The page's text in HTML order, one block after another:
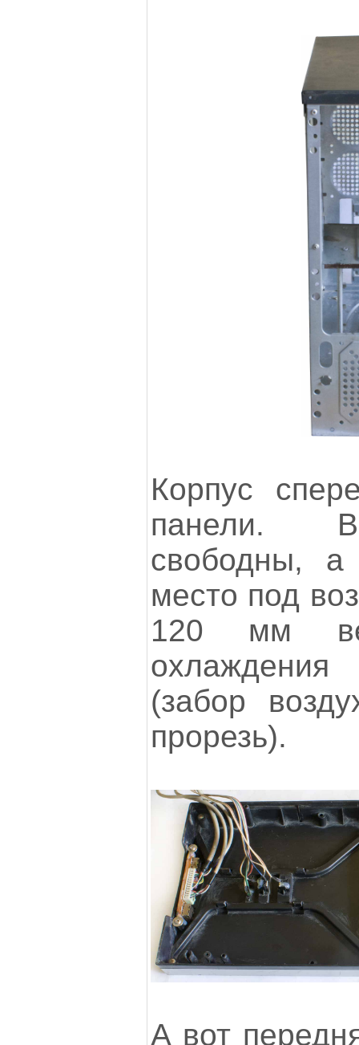
Корпус
панели.
свободны,
место под
120 мм
(забор
прорезь).
А вот